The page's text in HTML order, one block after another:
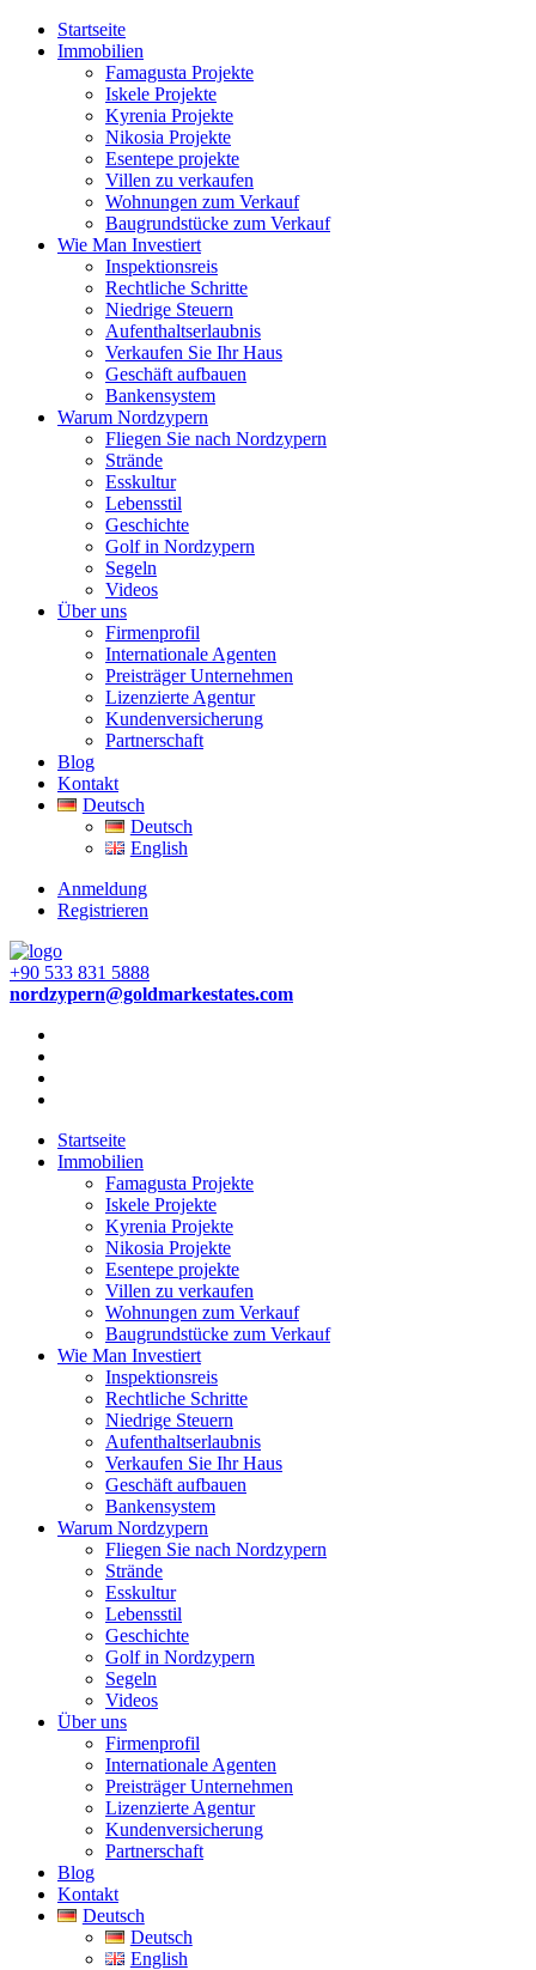
Startseite
Immobilien
Famagusta Projekte
Iskele Projekte
Kyrenia Projekte
Nikosia Projekte
Esentepe projekte
Villen zu verkaufen
Wohnungen zum Verkauf
Baugrundstücke zum Verkauf
Wie Man Investiert
Inspektionsreis
Rechtliche Schritte
Niedrige Steuern
Aufenthaltserlaubnis
Verkaufen Sie Ihr Haus
Geschäft aufbauen
Bankensystem
Warum Nordzypern
Fliegen Sie nach Nordzypern
Strände
Esskultur
Lebensstil
Geschichte
Golf in Nordzypern
Segeln
Videos
Über uns
Firmenprofil
Internationale Agenten
Preisträger Unternehmen
Lizenzierte Agentur
Kundenversicherung
Partnerschaft
Blog
Kontakt
Deutsch
Deutsch
English
Anmeldung
Registrieren
+90 533 831 5888
nordzypern@goldmarkestates.com
Startseite
Immobilien
Famagusta Projekte
Iskele Projekte
Kyrenia Projekte
Nikosia Projekte
Esentepe projekte
Villen zu verkaufen
Wohnungen zum Verkauf
Baugrundstücke zum Verkauf
Wie Man Investiert
Inspektionsreis
Rechtliche Schritte
Niedrige Steuern
Aufenthaltserlaubnis
Verkaufen Sie Ihr Haus
Geschäft aufbauen
Bankensystem
Warum Nordzypern
Fliegen Sie nach Nordzypern
Strände
Esskultur
Lebensstil
Geschichte
Golf in Nordzypern
Segeln
Videos
Über uns
Firmenprofil
Internationale Agenten
Preisträger Unternehmen
Lizenzierte Agentur
Kundenversicherung
Partnerschaft
Blog
Kontakt
Deutsch
Deutsch
English